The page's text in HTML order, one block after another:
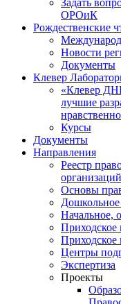
Задать
ОРОиК
Рождественские
Новости
Документы
Клевер
«Клевер
лучшие
Курсы
Документы
Направления
Реестр
организаций
Основы
Дошкольное
Начальное,
Приходское
Приходское
Центры
Экспертиза
Проекты